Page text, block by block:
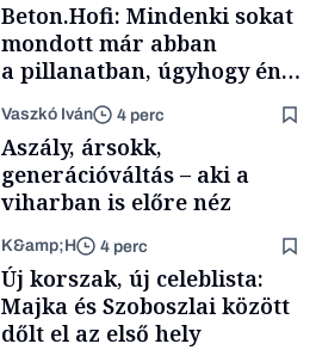
Beton.Hofi: Mindenki sokat
mondott már abban
a pillanatban, úgyhogy én
a legsarkosabb
gondolataimat akartam
kimondani
Vaszkó Iván 4 perc
Aszály, ársokk,
generációváltás – aki a
viharban is előre néz
K&amp;H 4 perc
Új korszak, új celeblista:
Majka és Szoboszlai között
dőlt el az első hely